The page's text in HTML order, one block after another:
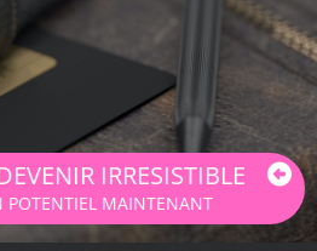
IRRESISTIBLE
POTENTIEL MAINTENANT